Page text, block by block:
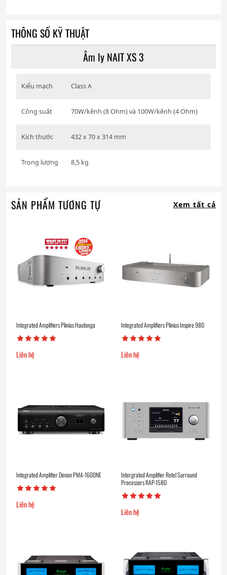
THÔNG SỐ KỸ THUẬT
Âm ly NAIT XS 3
Kiểu mạch Class A
Công suất 70W/kênh (8 Ohm) và 100W/kênh (4 Ohm)
Kích thước 432 x 70 x 314 mm
Trọng lượng 8,5 kg
SẢN PHẨM TƯƠNG TỰ Xem tất cả
Integrated Amplifiers Plinius Hautonga
Liên hệ
Integrated Amplifiers Plinius Inspire 980
Liên hệ
Integrated Amplifier Denon PMA-1600NE
Liên hệ
Intergrated Amplifier Rotel Surround
Processors RAP-1580
Liên hệ